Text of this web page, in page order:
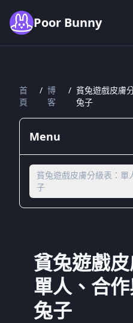
Poor Bunny
首
頁
/ 博
客
/ 貧兔遊戲皮膚
兔子
Menu
貧兔遊戲皮膚分級表：單
子
貧兔遊戲皮
單人、合
兔子